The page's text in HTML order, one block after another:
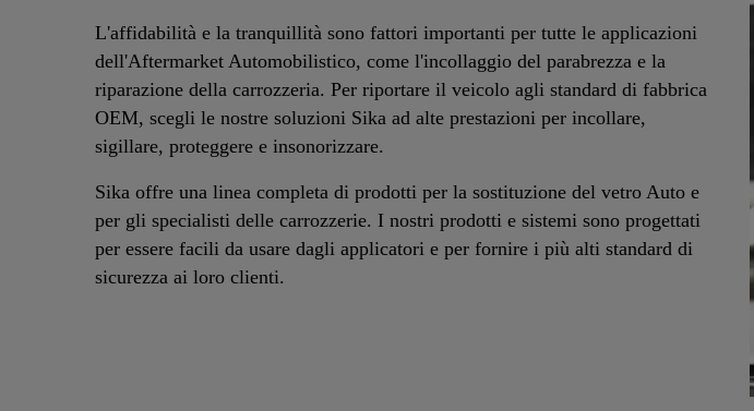
L'affidabilità e la tranquillità sono fattori importanti per tutte le applicazioni
dell'Aftermarket Automobilistico, come l'incollaggio del parabrezza e la
riparazione della carrozzeria. Per riportare il veicolo agli standard di fabbrica
OEM, scegli le nostre soluzioni Sika ad alte prestazioni per incollare,
sigillare, proteggere e insonorizzare.
Sika offre una linea completa di prodotti per la sostituzione del vetro Auto e
per gli specialisti delle carrozzerie. I nostri prodotti e sistemi sono progettati
per essere facili da usare dagli applicatori e per fornire i più alti standard di
sicurezza ai loro clienti.